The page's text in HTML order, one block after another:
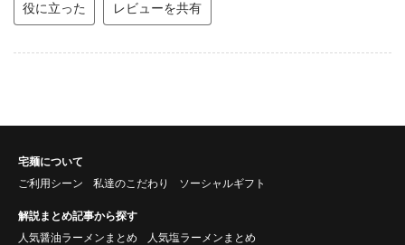
役に立った レビューを共有
宅麺について
ご利用シーン
私達のこだわり ソーシャルギフト
解説まとめ記事から探す
人気醤油ラーメンまとめ
人気塩ラーメンまとめ